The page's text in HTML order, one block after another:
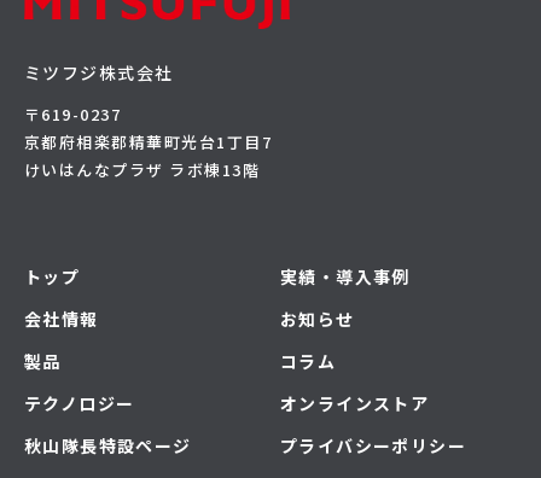
ミツフジ株式会社
〒619-0237
京都府相楽郡精華町光台1丁目7
けいはんなプラザ ラボ棟13階
トップ
会社情報
製品
テクノロジー
秋山隊長特設ページ
実績・導入事例
お知らせ
コラム
オンラインストア
プライバシーポリシー